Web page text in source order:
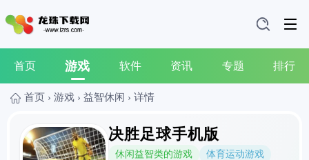
首页 游戏 软件 资讯 专题 排行
首页 › 游戏 › 益智休闲 › 详情
决胜足球手机版
休闲益智类的游戏
体育运动游戏